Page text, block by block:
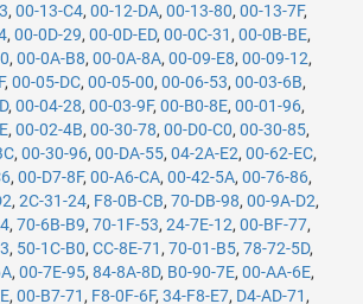
, 00-13-C4, 00-12-DA, 00-13-80, 00-13-7F,
, 00-0D-29, 00-0D-ED, 00-0C-31 , 00-0B-BE,
, 00-0A-B8, 00-0A-8A, 00-09-E8, 00-09-12,
, 00-05-DC, 00-05-00, 00-06-53, 00-03-6B,
, 00-04-28, 00-03-9F, 00-B0-8E, 00-01-96,
, 00-02-4B, 00-30-78, 00-D0-C0, 00-30-85,
, 00-30-96, 00-DA-55, 04-2A-E2, 00-62-EC,
, 00-D7-8F, 00-A6-CA, 00-42-5A, 00-76-86,
, 2C-31-24, F8-0B-CB, 70-DB-98, 00-9A-D2,
, 70-6B-B9, 70-1F-53, 24-7E-12, 00-BF-77,
, 50-1C-B0, CC-8E-71 , 70-01-B5, 78-72-5D,
, 00-7E-95, 84-8A-8D, B0-90-7E, 00-AA-6E,
, 00-B7-71 , F8-0F-6F, 34-F8-E7, D4-AD-71 ,